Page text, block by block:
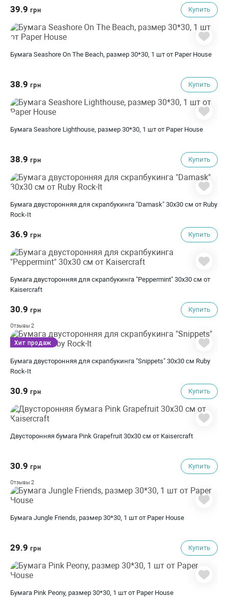
39.9 грн Купить
Бумага Seashore On The Beach, размер 30*30, 1 шт от Paper House
38.9 грн Купить
Бумага Seashore Lighthouse, размер 30*30, 1 шт от Paper House
38.9 грн Купить
Бумага двусторонняя для скрапбукинга "Damask" 30х30 см от Ruby
Rock-It
36.9 грн Купить
Бумага двусторонняя для скрапбукинга "Peppermint" 30х30 см от
Kaisercraft
30.9 грн Купить
Отзывы 2
Бумага двусторонняя для скрапбукинга "Snippets" 30х30 см Ruby
Rock-It
30.9 грн Купить
Хит продаж
Двусторонняя бумага Pink Grapefruit 30х30 см от Kaisercraft
30.9 грн Купить
Отзывы 2
Бумага Jungle Friends, размер 30*30, 1 шт от Paper House
29.9 грн Купить
Бумага Pink Peony, размер 30*30, 1 шт от Paper House